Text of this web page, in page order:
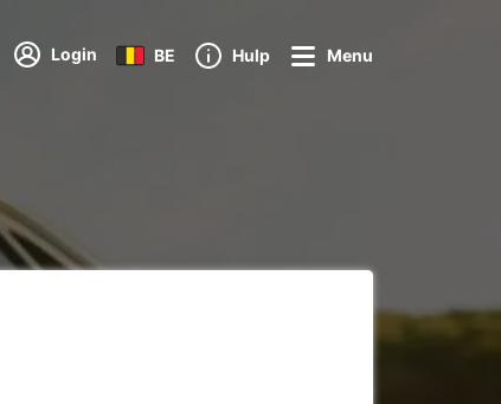
Login BE Hulp Menu